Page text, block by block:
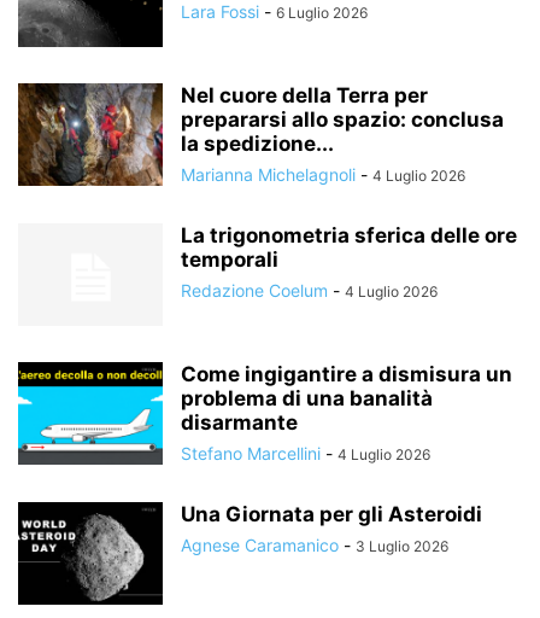
Lara Fossi - 6 Luglio 2026
Nel cuore della Terra per
prepararsi allo spazio: conclusa
la spedizione...
Marianna Michelagnoli - 4 Luglio 2026
La trigonometria sferica delle ore
temporali
Redazione Coelum - 4 Luglio 2026
Come ingigantire a dismisura un
problema di una banalità
disarmante
Stefano Marcellini - 4 Luglio 2026
Una Giornata per gli Asteroidi
Agnese Caramanico - 3 Luglio 2026